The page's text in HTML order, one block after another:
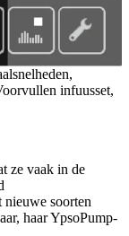
infuusset,
ze vaak in de
nieuwe soorten
haar YpsoPump-